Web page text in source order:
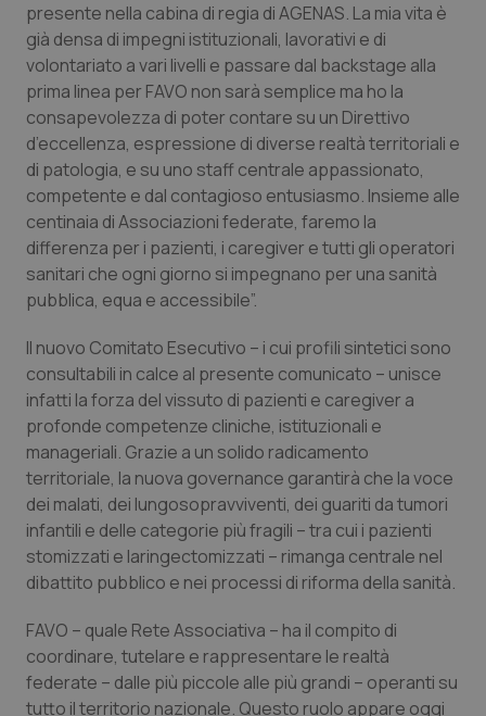
Quotidiano Chirurgia
Quotidiano Oncologia
Quotidiano Pediatria
Rene & patologie urogenitali
Salute orale & impianti
Sangue & coagulazione
Tiroide
Tumore al seno
Tumore ovarico
Tumori del Polmone & Testa Collo
Tumori gastrointestinali
Ulcera & Reflusso
Vaccini
presente nella cabina di regia di AGENAS. La mia vita è
già densa di impegni istituzionali, lavorativi e di
volontariato a vari livelli e passare dal backstage alla
prima linea per FAVO non sarà semplice ma ho la
consapevolezza di poter contare su un Direttivo
d’eccellenza, espressione di diverse realtà territoriali e
di patologia, e su uno staff centrale appassionato,
competente e dal contagioso entusiasmo. Insieme alle
centinaia di Associazioni federate, faremo la
differenza per i pazienti, i caregiver e tutti gli operatori
sanitari che ogni giorno si impegnano per una sanità
pubblica, equa e accessibile”.
Il nuovo Comitato Esecutivo – i cui profili sintetici sono
consultabili in calce al presente comunicato – unisce
infatti la forza del vissuto di pazienti e caregiver a
profonde competenze cliniche, istituzionali e
manageriali. Grazie a un solido radicamento
territoriale, la nuova governance garantirà che la voce
dei malati, dei lungosopravviventi, dei guariti da tumori
infantili e delle categorie più fragili – tra cui i pazienti
stomizzati e laringectomizzati – rimanga centrale nel
dibattito pubblico e nei processi di riforma della sanità.
FAVO – quale Rete Associativa – ha il compito di
coordinare, tutelare e rappresentare le realtà
federate – dalle più piccole alle più grandi – operanti su
tutto il territorio nazionale. Questo ruolo appare oggi